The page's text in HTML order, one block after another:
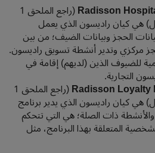
(راجع الملحق 1
هي كيان راديسون الذي يعمل
الحجز وبيانات الضيف؛ من بين
مركزي وتدير أنشطة تسويق راديسون.
للضيوف الذين (لديهم) إقامة في
التجارية.
(راجع الملحق 1
كيان راديسون الذي يدير برنامج
الولاء Radisson Rewards والأنشطة ذات الصلة؛ هي التي تتحكم
المتعلقة بهذا البرنامج، مثل